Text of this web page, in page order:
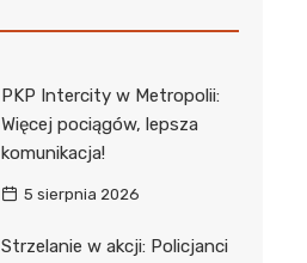
PKP Intercity w Metropolii:
Więcej pociągów, lepsza
komunikacja!
5 sierpnia 2026
Strzelanie w akcji: Policjanci